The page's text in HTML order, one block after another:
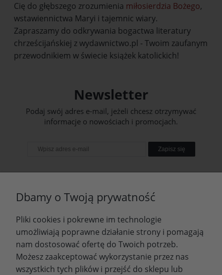
Cię do głębszego zrozumienia miłosierdzia Bożego,
wstawiennictwa Maryi i tajemnic wiary.
Zapraszamy do odkrywania bogactwa literatury
chrześcijańskiej z wydawnictwo.pl - Twoim zaufanym
przewodnikiem w świecie książek katolickich!
Newsletter
Podaj swój adres e-mail, jeżeli chcesz otrzymywać
informacje o nowościach i promocjach.
Zapisz się
Dbamy o Twoją prywatność
Pliki cookies i pokrewne im technologie
umożliwiają poprawne działanie strony i pomagają
nam dostosować ofertę do Twoich potrzeb.
Możesz zaakceptować wykorzystanie przez nas
wszystkich tych plików i przejść do sklepu lub